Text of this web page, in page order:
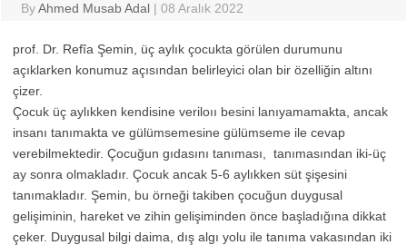
ByAhmed Musab Adal | 08 Aralık 2022
prof. Dr. Refîa Şemin, üç aylık çocukta görülen durumunu
açıklarken konumuz açısından belirleyici olan bir özelliğin altını
çizer.
Çocuk üç aylıkken kendisine veriloıı besini lanıyamamakta, ancak
insanı tanımakta ve gülümsemesine gülümseme ile cevap
verebilmektedir. Çocuğun gıdasını tanıması, tanımasından iki-üç
ay sonra olmakladır. Çocuk ancak 5-6 aylıkken süt şişesini
tanımakladır. Şemin, bu örneği takiben çocuğun duygusal
gelişiminin, hareket ve zihin gelişiminden önce başladığına dikkat
çeker. Duygusal bilgi daima, dış algı yolu ile tanıma vakasından iki